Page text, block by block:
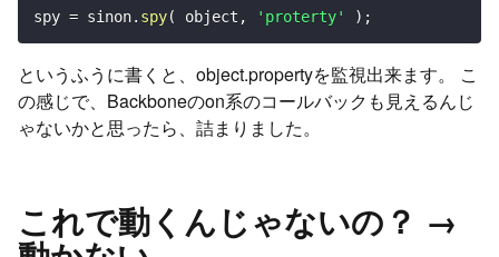
spy = sinon. spy( object , 'proterty' ) ;
というふうに書くと、object.propertyを監視出来ます。 こ
の感じで、Backboneのon系のコールバックも見えるんじ
ゃないかと思ったら、詰まりました。
これで動くんじゃないの？ →